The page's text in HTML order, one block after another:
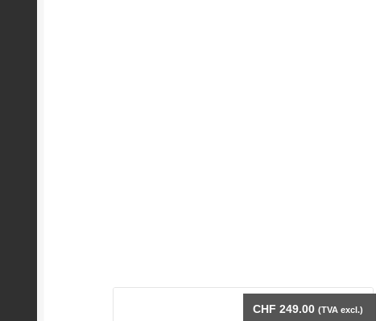
CHF 249.00 (TVA excl.)